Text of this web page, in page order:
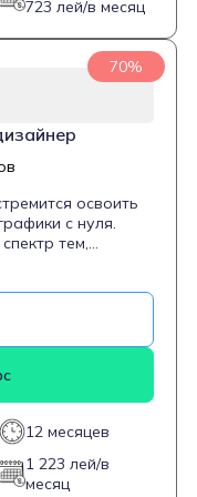
723 лей/в месяц
70%
освоить
с нуля.
тем,
монтировать
новичков, так и
портфолио из
12 месяцев
1 223 лей/в
месяц